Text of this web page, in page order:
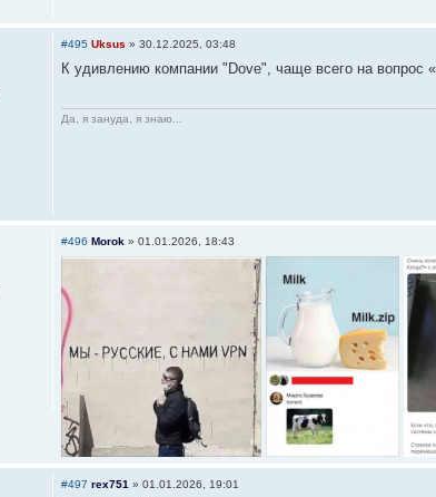
#495 Uksus » 30.12.2025, 03:48
К удивлению компании "Dоvе", чаще всего на вопрос
Да, я зануда, я знаю...
#496 Morok » 01.01.2026, 18:43
#497 rex751 » 01.01.2026, 19:01